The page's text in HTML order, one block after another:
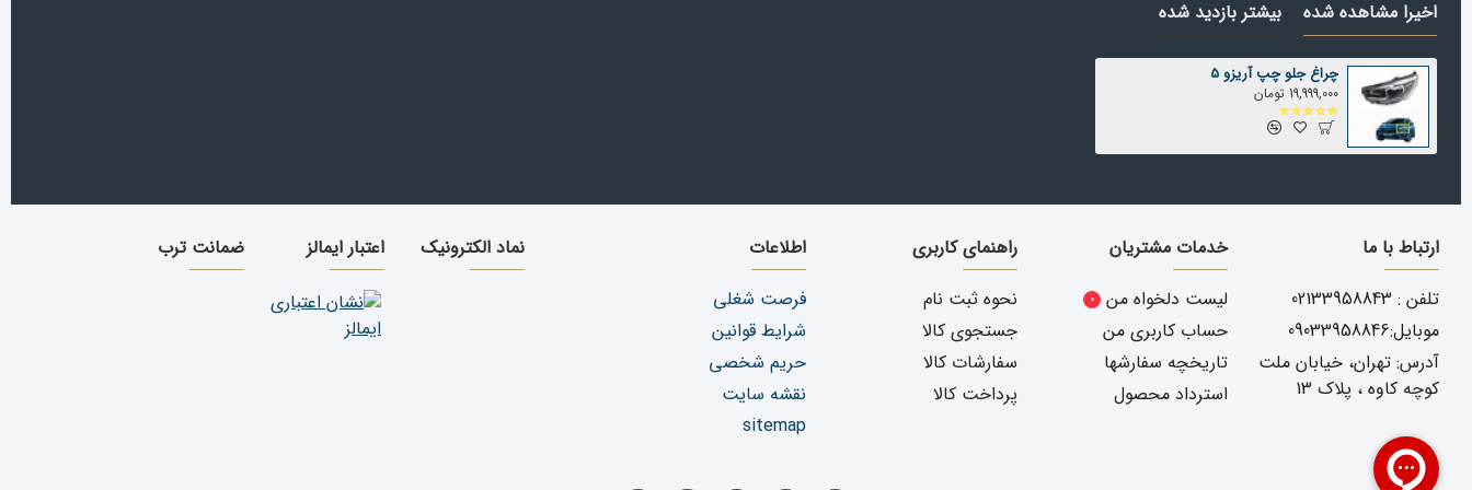
! تعمیرات خودرو کاریست فنی و باید توسط متخصص انجام شود
انتخاب و مراجعه به تعمیرگاهی که تجربه تعویض چراغ جلو آریزو 5 خودرو شمارا داشته باشد
باز کردن چراغ توسط تعمیرکار و تشخیص قطعات آسیب دیده فقط هنگام باز شدن چراغ قابل رویت می باشد
اقدام به خرید قطعه مورد نظر از یدک دیزل پارت ( راهنمای خرید )
اخیرا مشاهده شده بیشتر بازدید شده
چراغ جلو چپ آریزو 5
19,999,000 تومان
ارتباط با ما
تلفن : 02133958843
موبایل:09033958846
آدرس: تهران، خیابان ملت
کوچه کاوه ، پلاک 13
خدمات مشتریان
لیست دلخواه من
0
حساب کاربری من
تاریخچه سفارشها
استرداد محصول
راهنمای کاربری
نحوه ثبت نام
جستجوی کالا
سفارشات کالا
پرداخت کالا
اطلاعات
فرصت شغلی
شرایط قوانین
حریم شخصی
نقشه سایت
sitemap
نماد الکترونیک اعتبار ایمالز ضمانت ترب